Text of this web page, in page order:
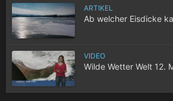
ARTIKEL
Ab welcher Eisdicke
VIDEO
Wilde Wetter Welt 12.